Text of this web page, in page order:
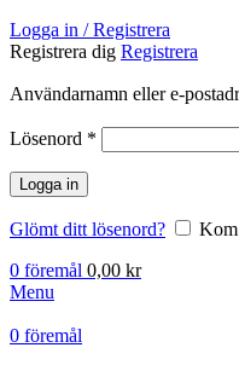
Logga in / Registrera
Registrera dig Registrera
Användarnamn eller e-
Lösenord *
Logga in
Glömt ditt lösenord?
0 föremål 0,00 kr
Menu
0 föremål